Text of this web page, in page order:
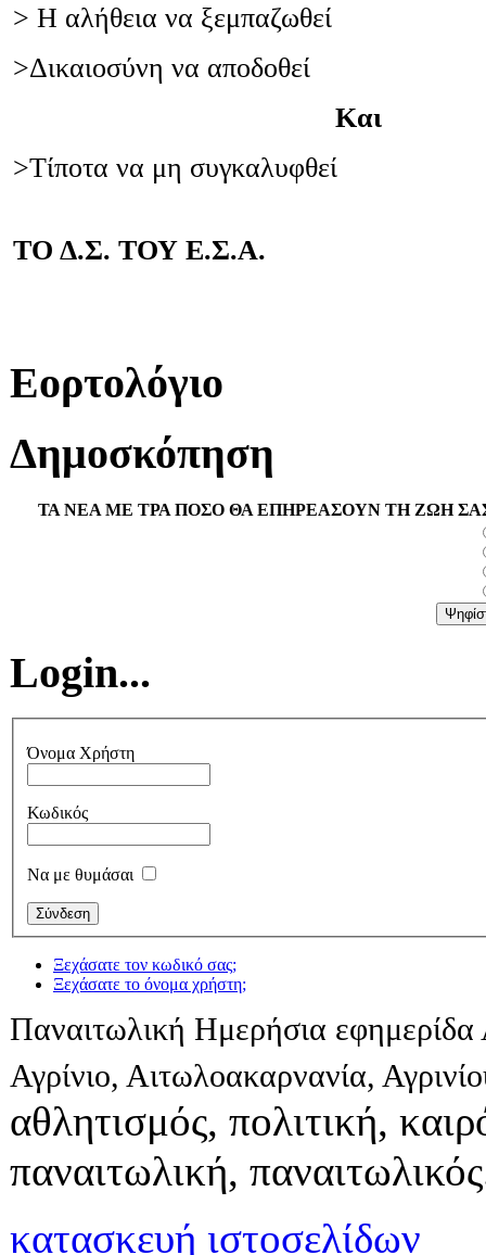
˃ Η αλήθεια να ξεμπαζωθεί
˃Δικαιοσύνη να αποδοθεί
Και
˃Τίποτα να μη συγκαλυφθεί
ΤΟ Δ.Σ. ΤΟΥ Ε.Σ.Α.
Εορτολόγιο
Δημοσκόπηση
ΤΑ ΝΕΑ ΜΕ ΤΡΑ ΠΟΣΟ ΘΑ ΕΠΗΡΕΑΣΟΥΝ ΤΗ ΖΩΗ
Login...
Όνομα Χρήστη
Κωδικός
Να με θυμάσαι
Ξεχάσατε τον κωδικό σας;
Ξεχάσατε το όνομα χρήστη;
Παναιτωλική Ημερήσια εφημερίδα
Αγρίνιο, Αιτωλοακαρνανία,
αθλητισμός, πολιτική,
παναιτωλική,
κατασκευή ιστοσελίδων